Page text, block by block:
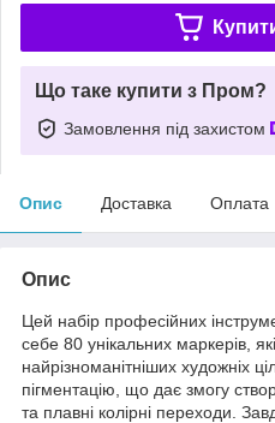
Що таке купити з Пром?
Замовлення під захистом
Опис Доставка Оплата
Опис
Цей набір професійних
себе 80 унікальних маркерів,
найрізноманітніших художніх
пігментацію, що дає змогу
та плавні колірні переходи.